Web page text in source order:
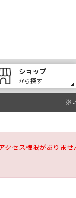
ショップ
から探す
※
セス権限がありませ